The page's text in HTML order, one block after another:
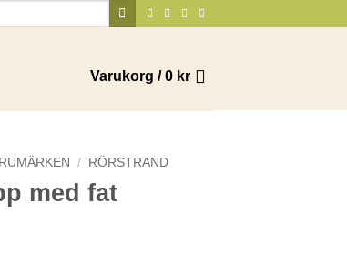
Varukorg /0 kr
/ RÖRSTRAND
med fat